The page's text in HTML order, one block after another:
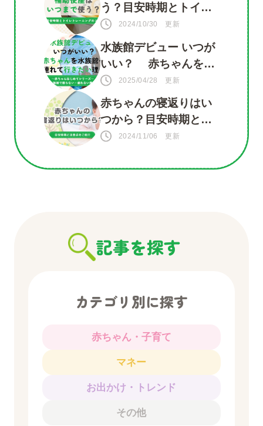
う？目安時期とトイレ
トレーニングのコツ
2024/10/30 更新
水族館デビュー いつが
いい？ 赤ちゃんを水
族館に連れて行きたい
理由がいっぱい！
2025/04/28 更新
赤ちゃんの寝返りはい
つから？目安時期と注
意点をご紹介
2024/11/06 更新
記事を探す
カテゴリ別に探す
赤ちゃん・子育て
マネー
お出かけ・トレンド
その他